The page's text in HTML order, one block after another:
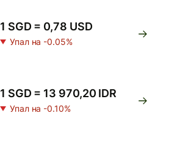
1 SGD = 0,78 USD
Упал на -0.05%
1 SGD = 13 970,20 IDR
Упал на -0.10%